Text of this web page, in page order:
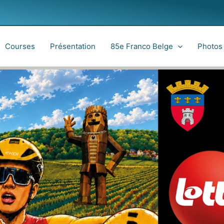
Courses Présentation 85e Franco Belge Photos